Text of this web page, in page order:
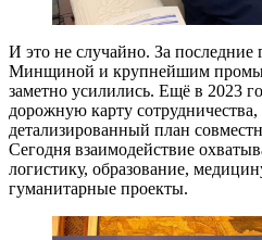
И это не случайно. За
Минщиной и крупнейшим
заметно усилились. Ещё в 2023
дорожную карту
детализированный план
Сегодня взаимодействие
логистику, образование,
гуманитарные проекты.